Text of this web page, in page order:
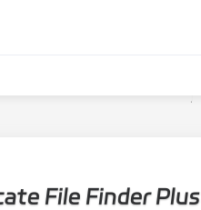
File Finder Plus